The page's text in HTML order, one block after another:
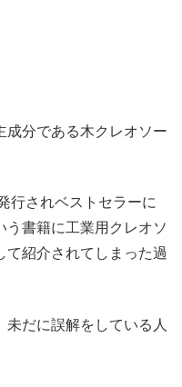
成分である木クレオソー
行されベストセラーに
う書籍に工業用クレオソ
て紹介されてしまった過
だに誤解をしている人